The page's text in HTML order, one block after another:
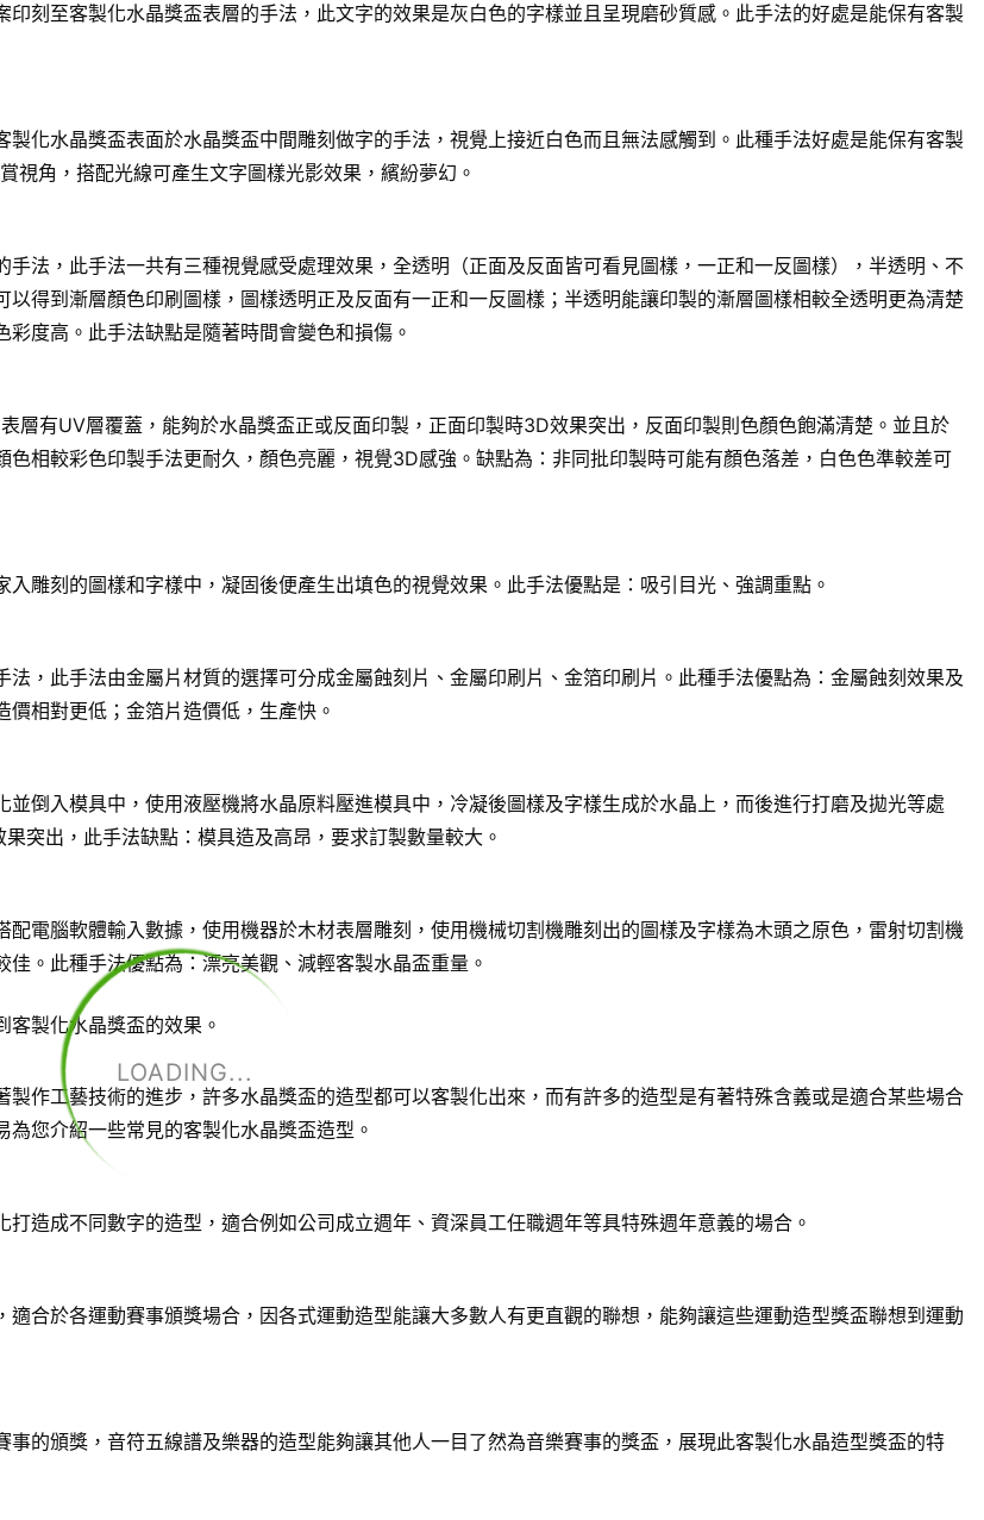
LOADING...
刻至客製化水晶獎盃表層的手法，此文字的效果是灰白色的字樣並且呈現磨砂質感。此手法的好處是能保有客製
化水晶獎盃表面於水晶獎盃中間雕刻做字的手法，視覺上接近白色而且無法感觸到。此種手法好處是能保有客製
角，搭配光線可產生文字圖樣光影效果，繽紛夢幻。
法，此手法一共有三種視覺感受處理效果，全透明（正面及反面皆可看見圖樣，一正和一反圖樣），半透明、不
得到漸層顏色印刷圖樣，圖樣透明正及反面有一正和一反圖樣；半透明能讓印製的漸層圖樣相較全透明更為清楚
度高。此手法缺點是隨著時間會變色和損傷。
層有UV層覆蓋，能夠於水晶獎盃正或反面印製，正面印製時3D效果突出，反面印製則色顏色飽滿清楚。並且於
相較彩色印製手法更耐久，顏色亮麗，視覺3D感強。缺點為：非同批印製時可能有顏色落差，白色色準較差可
雕刻的圖樣和字樣中，凝固後便產生出填色的視覺效果。此手法優點是：吸引目光、強調重點。
，此手法由金屬片材質的選擇可分成金屬蝕刻片、金屬印刷片、金箔印刷片。此種手法優點為：金屬蝕刻效果及
相對更低；金箔片造價低，生產快。
倒入模具中，使用液壓機將水晶原料壓進模具中，冷凝後圖樣及字樣生成於水晶上，而後進行打磨及拋光等處
突出，此手法缺點：模具造及高昂，要求訂製數量較大。
電腦軟體輸入數據，使用機器於木材表層雕刻，使用機械切割機雕刻出的圖樣及字樣為木頭之原色，雷射切割機
。此種手法優點為：漂亮美觀、減輕客製水晶盃重量。
製化水晶獎盃的效果。
作工藝技術的進步，許多水晶獎盃的造型都可以客製化出來，而有許多的造型是有著特殊含義或是適合某些場合
您介紹一些常見的客製化水晶獎盃造型。
造成不同數字的造型，適合例如公司成立週年、資深員工任職週年等具特殊週年意義的場合。
合於各運動賽事頒獎場合，因各式運動造型能讓大多數人有更直觀的聯想，能夠讓這些運動造型獎盃聯想到運動
的頒獎，音符五線譜及樂器的造型能夠讓其他人一目了然為音樂賽事的獎盃，展現此客製化水晶造型獎盃的特